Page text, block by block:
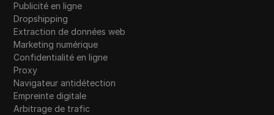
Publicité en ligne
Dropshipping
Extraction de données web
Marketing numérique
Confidentialité en ligne
Proxy
Navigateur antidétection
Empreinte digitale
Arbitrage de trafic